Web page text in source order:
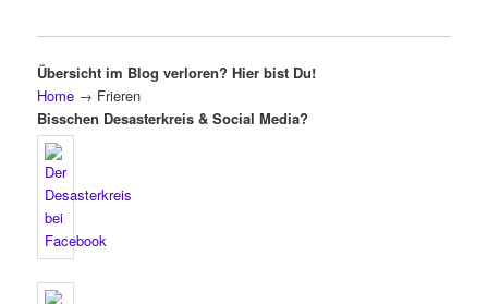
Übersicht im Blog verloren? Hier bist Du!
Home → Frieren
Bisschen Desasterkreis & Social Media?